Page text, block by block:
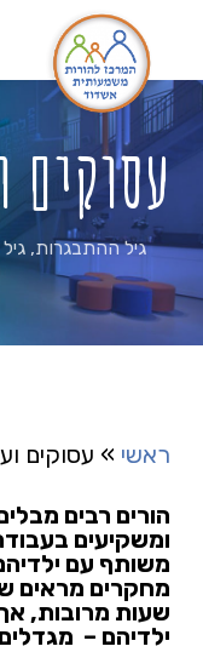
content
עסוקים
גיל ההתבגרות,
ראשי » עסוקים
הורים רבים
ומשקיעים
משותף עם
מחקרים מראים
שעות מרובות,
ילדיהם –
Close
Menu